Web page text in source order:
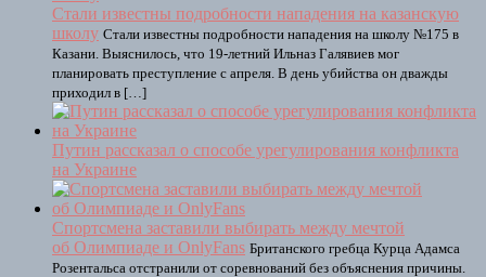
Стали известны подробности нападения на казанскую
школу Стали известны подробности нападения на школу №175 в
Казани. Выяснилось, что 19-летний Ильназ Галявиев мог
планировать преступление с апреля. В день убийства он дважды
приходил в […]
Путин рассказал о способе урегулирования конфликта
на Украине
Спортсмена заставили выбирать между мечтой
об Олимпиаде и OnlyFans Британского гребца Курца Адамса
Розентальса отстранили от соревнований без объяснения причины.